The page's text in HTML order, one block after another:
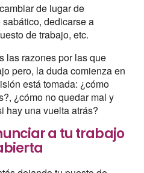
de lugar de
dedicarse a
de trabajo, etc.
las razones por las que
pero, la duda comienza en
está tomada: ¿cómo
¿cómo no quedar mal y
hay una vuelta atrás?
a tu trabajo